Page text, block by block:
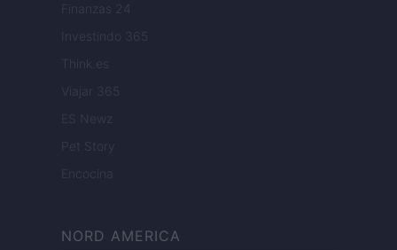
Finanzas 24
Investindo 365
Think.es
Viajar 365
ES Newz
Pet Story
Encocina
NORD AMERICA